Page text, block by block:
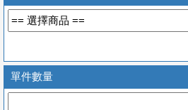
單件數量